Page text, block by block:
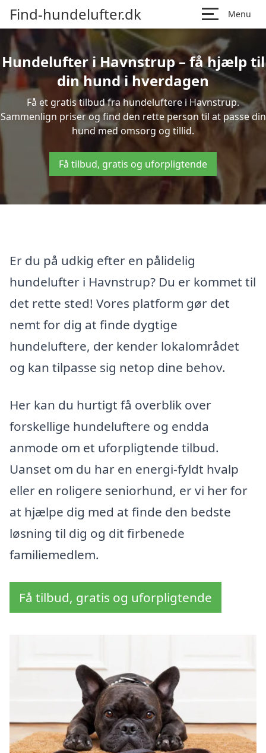
Find-hundelufter.dk Menu
Hundelufter i Havnstrup – få hjælp til
din hund i hverdagen
Få et gratis tilbud fra hundeluftere i Havnstrup.
Sammenlign priser og find den rette person til at passe din
hund med omsorg og tillid.
Få tilbud, gratis og uforpligtende
Er du på udkig efter en pålidelig
hundelufter i Havnstrup? Du er kommet til
det rette sted! Vores platform gør det
nemt for dig at finde dygtige
hundeluftere, der kender lokalområdet
og kan tilpasse sig netop dine behov.
Her kan du hurtigt få overblik over
forskellige hundeluftere og endda
anmode om et uforpligtende tilbud.
Uanset om du har en energi-fyldt hvalp
eller en roligere seniorhund, er vi her for
at hjælpe dig med at finde den bedste
løsning til dig og dit firbenede
familiemedlem.
Få tilbud, gratis og uforpligtende